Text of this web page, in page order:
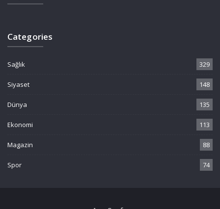
Categories
Sağlık 329
Siyaset 148
Dünya 135
Ekonomi 113
Magazin 88
Spor 74